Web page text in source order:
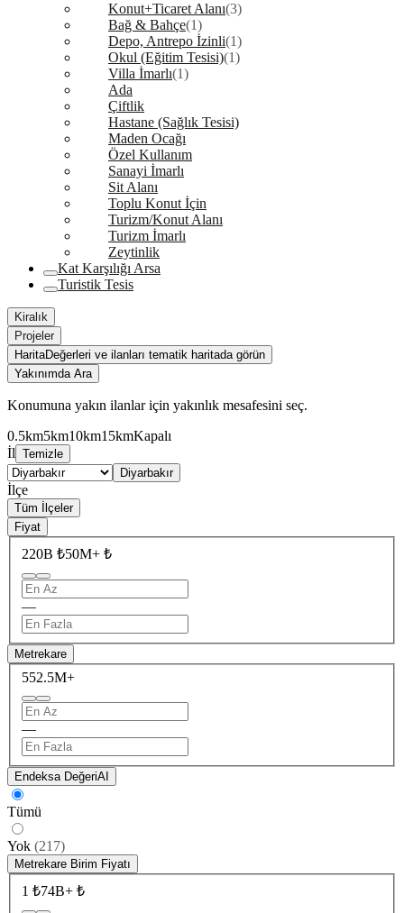
Konut+Ticaret Alanı(3)
Bağ & Bahçe(1)
Depo, Antrepo İzinli(1)
Okul (Eğitim Tesisi)(1)
Villa İmarlı(1)
Ada
Çiftlik
Hastane (Sağlık Tesisi)
Maden Ocağı
Özel Kullanım
Sanayi İmarlı
Sit Alanı
Toplu Konut İçin
Turizm/Konut Alanı
Turizm İmarlı
Zeytinlik
Kat Karşılığı Arsa
Turistik Tesis
Kiralık
Projeler
HaritaDeğerleri ve ilanları tematik haritada görün
Yakınımda Ara
Konumuna yakın ilanlar için yakınlık mesafesini seç.
0.5km5km10km15kmKapalı
İl Temizle
Diyarbakır
İlçe
Tüm İlçeler
Fiyat
220B ₺50M+ ₺
—
Metrekare
552.5M+
—
Endeksa DeğeriAI
Tümü
Yok (217)
Metrekare Birim Fiyatı
1 ₺74B+ ₺